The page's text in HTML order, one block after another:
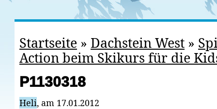
Startseite » Dachstein West »
Action beim Skikurs für die
P1130318
Heli, am 17.01.2012